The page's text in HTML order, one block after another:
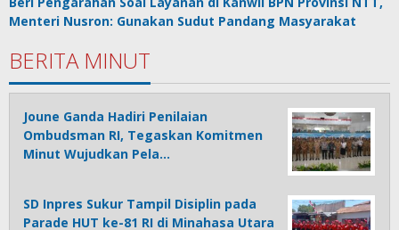
Menteri Nusron: Gunakan Sudut Pandang Masyarakat
BERITA MINUT
Joune Ganda Hadiri Penilaian
Ombudsman RI, Tegaskan Komitmen
Minut Wujudkan Pela…
SD Inpres Sukur Tampil Disiplin pada
Parade HUT ke-81 RI di Minahasa Utara